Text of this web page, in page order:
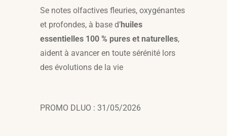
Se notes olfactives fleuries, oxygénantes
et profondes, à base d’huiles
essentielles 100 % pures et naturelles,
aident à avancer en toute sérénité lors
des évolutions de la vie
PROMO DLUO : 31/05/2026